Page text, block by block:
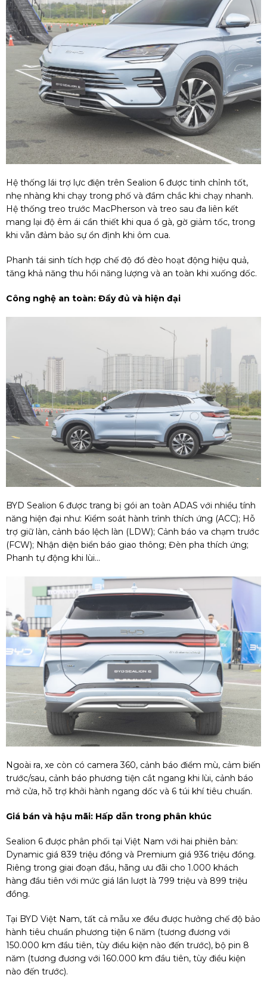
Hệ thống lái trợ lực điện trên Sealion 6 được tinh chỉnh tốt,
nhẹ nhàng khi chạy trong phố và đầm chắc khi chạy nhanh.
Hệ thống treo trước MacPherson và treo sau đa liên kết
mang lại độ êm ái cần thiết khi qua ổ gà, gờ giảm tốc, trong
khi vẫn đảm bảo sự ổn định khi ôm cua.
Phanh tái sinh tích hợp chế độ đổ đèo hoạt động hiệu quả,
tăng khả năng thu hồi năng lượng và an toàn khi xuống dốc.
Công nghệ an toàn: Đầy đủ và hiện đại
BYD Sealion 6 được trang bị gói an toàn ADAS với nhiều tính
năng hiện đại như: Kiểm soát hành trình thích ứng (ACC); Hỗ
trợ giữ làn, cảnh báo lệch làn (LDW); Cảnh báo va chạm trước
(FCW); Nhận diện biển báo giao thông; Đèn pha thích ứng;
Phanh tự động khi lùi...
Ngoài ra, xe còn có camera 360, cảnh báo điểm mù, cảm biến
trước/sau, cảnh báo phương tiện cắt ngang khi lùi, cảnh báo
mở cửa, hỗ trợ khởi hành ngang dốc và 6 túi khí tiêu chuẩn.
Giá bán và hậu mãi: Hấp dẫn trong phân khúc
Sealion 6 được phân phối tại Việt Nam với hai phiên bản:
Dynamic giá 839 triệu đồng và Premium giá 936 triệu đồng.
Riêng trong giai đoạn đầu, hãng ưu đãi cho 1.000 khách
hàng đầu tiên với mức giá lần lượt là 799 triệu và 899 triệu
đồng.
Tại BYD Việt Nam, tất cả mẫu xe đều được hưởng chế độ bảo
hành tiêu chuẩn phương tiện 6 năm (tương đương với
150.000 km đầu tiên, tùy điều kiện nào đến trước), bộ pin 8
năm (tương đương với 160.000 km đầu tiên, tùy điều kiện
nào đến trước).